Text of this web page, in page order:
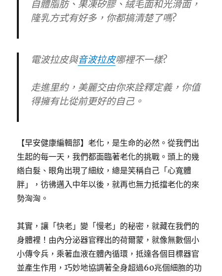
自體脂肪、果凍矽膠、絨毛面和光滑面，
隆乳方式有好多，你都搞清楚了嗎?
電波拉皮與音波拉皮哪裡不一樣?
走進里約，美麗交由你來詮釋定義，你值
得擁有比從前更好的自己。
【早安健康編輯部】老化，是生命的必然。從我們出
生起的每一天，我們都面臨著老化的挑戰。頭上的幾
綹白髮、眼角出現了細紋，總是笑稱自己「心寬體
胖」，彷彿邁入中年以後，就再也無力抵擋老化的來
勢洶洶。
其實，讓「快老」變「慢老」的秘密，就藏在我們的
身體裡！由內分泌器官釋出的荷爾蒙，就像無數個小
小傳令兵，乘著血液在體內循環，抵達各個目標器官
並產生作用，巧妙地協調著全身超過60兆個細胞的功